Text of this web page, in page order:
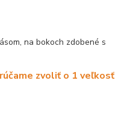
na bokoch zdobené s
zvoliť o 1 veľkosť